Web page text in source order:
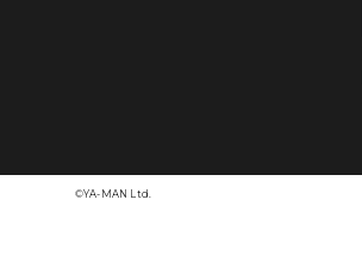
©︎YA-MAN Ltd.